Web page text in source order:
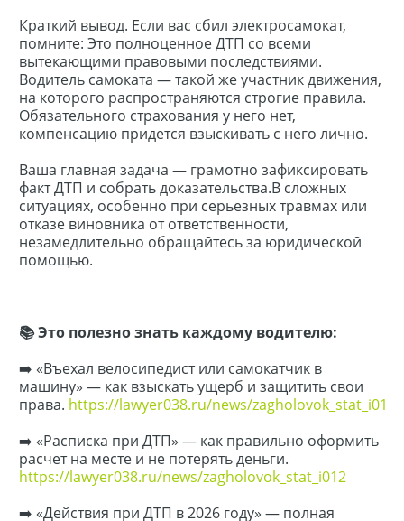
Краткий вывод. Если вас сбил электросамокат,
помните: Это полноценное ДТП со всеми
вытекающими правовыми последствиями.
Водитель самоката — такой же участник движения,
на которого распространяются строгие правила.
Обязательного страхования у него нет,
компенсацию придется взыскивать с него лично.
Ваша главная задача — грамотно зафиксировать
факт ДТП и собрать доказательства.В сложных
ситуациях, особенно при серьезных травмах или
отказе виновника от ответственности,
незамедлительно обращайтесь за юридической
помощью.
📚 Это полезно знать каждому водителю:
➡️ «Въехал велосипедист или самокатчик в
машину» — как взыскать ущерб и защитить свои
права. https://lawyer038.ru/news/
➡️ «Расписка при ДТП» — как правильно оформить
расчет на месте и не потерять деньги.
https://lawyer038.ru/news/zagholovok_stat_i012
➡️ «Действия при ДТП в 2026 году» — полная